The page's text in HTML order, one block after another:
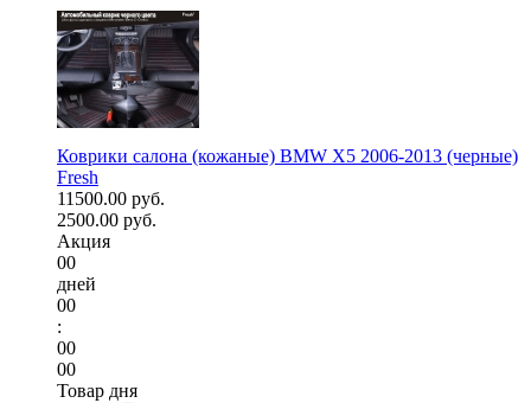
Коврики салона (кожаные) BMW X5 2006-2013 (черные)
Fresh
11500.00 руб.
2500.00 руб.
Акция
00
дней
00
:
00
00
Товар дня